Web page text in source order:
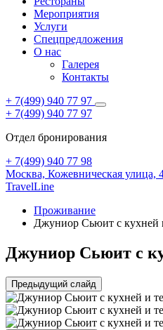
Мероприятия
Услуги
Спецпредложения
О нас
Галерея
Контакты
+ 7(499) 940 77 97
+ 7(499) 940 77 97
Отдел бронирования
+ 7(499) 940 77 98
Москва, Кожевническая улица,
TravelLine
Проживание
Джуниор Сьюит с кухней
Джуниор Сьюит с
Предыдущий слайд